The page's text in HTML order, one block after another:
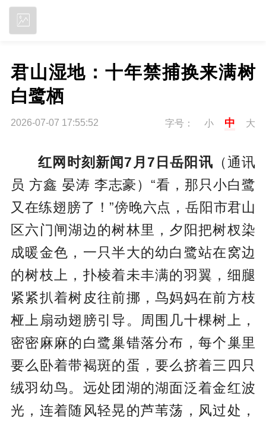
君山湿地：十年禁捕换来满树
白鹭栖
2026-07-07 17:55:52 字号： 小 中 大
红网时刻新闻7月7日岳阳讯 （通讯
员 方鑫 晏涛 李志豪）“看，那只小白鹭
又在练翅膀了！”傍晚六点，岳阳市君山
区六门闸湖边的树林里，夕阳把树杈染
成暖金色，一只半大的幼白鹭站在窝边
的树枝上，扑棱着未丰满的羽翼，细腿
紧紧扒着树皮往前挪，鸟妈妈在前方枝
桠上扇动翅膀引导。周围几十棵树上，
密密麻麻的白鹭巢错落分布，每个巢里
要么卧着带褐斑的蛋，要么挤着三四只
绒羽幼鸟。远处团湖的湖面泛着金红波
光，连着随风轻晃的芦苇荡，风过处，